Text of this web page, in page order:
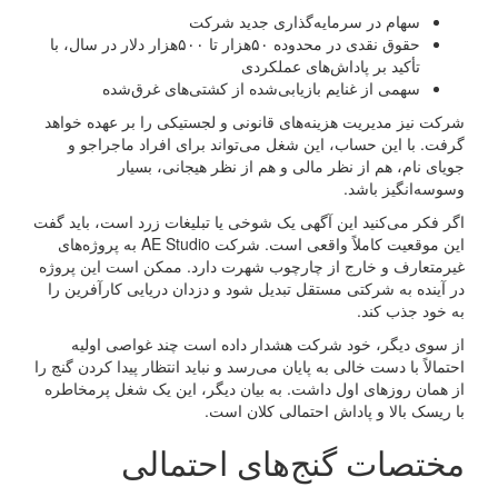
سهام در سرمایه‌گذاری جدید شرکت
حقوق نقدی در محدوده ۵۰هزار تا ۵۰۰هزار دلار در سال، با
تأکید بر پاداش‌های عملکردی
سهمی از غنایم بازیابی‌شده از کشتی‌های غرق‌شده
شرکت نیز مدیریت هزینه‌های قانونی و لجستیکی را بر عهده خواهد
گرفت. با این حساب، این شغل می‌تواند برای افراد ماجراجو و
جویای نام، هم از نظر مالی و هم از نظر هیجانی، بسیار
وسوسه‌انگیز باشد.
اگر فکر می‌کنید این آگهی یک شوخی یا تبلیغات زرد است، باید گفت
این موقعیت کاملاً واقعی است. شرکت AE Studio به پروژه‌های
غیرمتعارف و خارج از چارچوب شهرت دارد. ممکن است این پروژه
در آینده به شرکتی مستقل تبدیل شود و دزدان دریایی کارآفرین را
به خود جذب کند.
از سوی دیگر، خود شرکت هشدار داده است چند غواصی اولیه
احتمالاً با دست خالی به پایان می‌رسد و نباید انتظار پیدا کردن گنج را
از همان روزهای اول داشت. به بیان دیگر، این یک شغل پرمخاطره
با ریسک بالا و پاداش احتمالی کلان است.
مختصات گنج‌های احتمالی